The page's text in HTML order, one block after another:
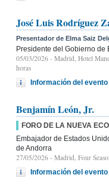
José Luis Rodríguez
Presentador de Elma Saiz
Presidente del Gobierno de
05/03/2026 - Madrid, Hotel
horas
Información del evento
Benjamín León, Jr.
FORO DE LA NUEVA
Embajador de Estados
de Andorra
27/05/2026 - Madrid, Four
Información del evento